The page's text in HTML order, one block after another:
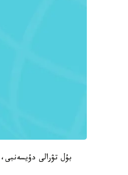
بۇل تۋرالى دۇيسەنبى، 2- قاڭتار كۇنى Reuters اگەنتتىگى ەل پروكۋراتۋراسىنا سىلتەمە جاساپ حابارلادى.